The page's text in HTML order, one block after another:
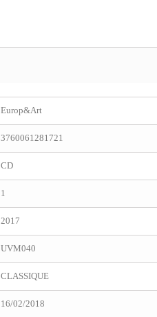
Europ&Art
3760061281721
CD
1
2017
UVM040
CLASSIQUE
16/02/2018